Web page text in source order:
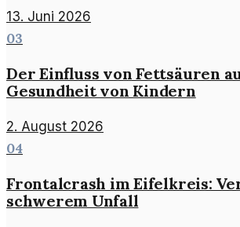
13. Juni 2026
03
Der Einfluss von Fettsäuren
Gesundheit von Kindern
2. August 2026
04
Frontalcrash im Eifelkreis:
schwerem Unfall